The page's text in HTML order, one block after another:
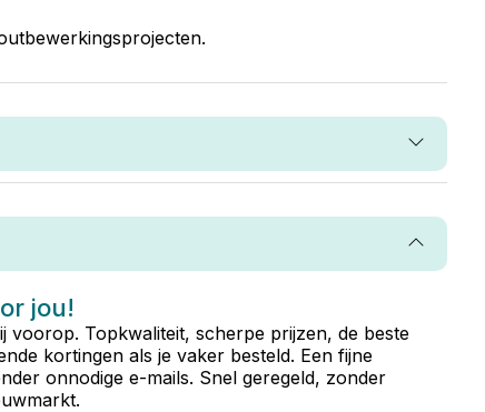
jou!
voorop. Topkwaliteit, scherpe prijzen, de beste
kortingen als je vaker besteld. Een fijne
onnodige e-mails. Snel geregeld, zonder